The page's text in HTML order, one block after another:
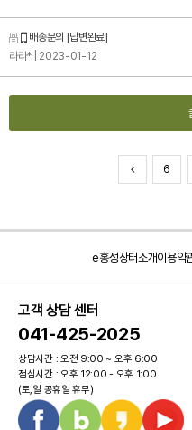
배송문의 [답변완료]
라라*
| 2023-01-12
6
e홍성장터소개이용약
고객 상담 센터
041-425-2025
상담시간 : 오전 9:00 ~ 오후 6:00
점심시간 : 오후 12:00 - 오후 1:00
(토,일 공휴일 휴무)